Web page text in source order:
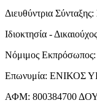
Διευθύντρια Σύνταξης:
Ιδιοκτησία -
Νόμιμος Εκπρόσωπος:
Επωνυμία: ΕΝΙΚΟΣ
ΑΦΜ: 800384700